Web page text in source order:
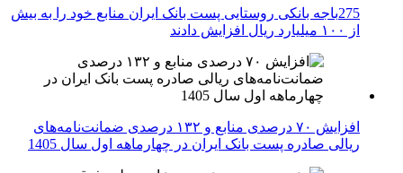
275باجه بانکی روستایی پست بانک ایران منابع خود را به بیش
از ۱۰۰ میلیارد ریال افزایش دادند
افزایش ۷۰ درصدی منابع و ۱۳۲ درصدی ضمانت‌نامه‌های
ریالی صادره پست بانک ایران در چهارماهه اول سال 1405